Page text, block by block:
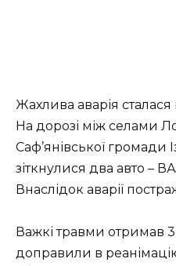
Жахлива аварія
На дорозі між селами
Саф’янівської громади
зіткнулися два авто –
Внаслідок аварії
Важкі травми отримав
доправили в